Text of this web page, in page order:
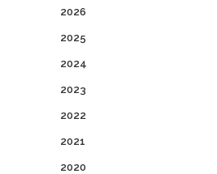
2026
2025
2024
2023
2022
2021
2020